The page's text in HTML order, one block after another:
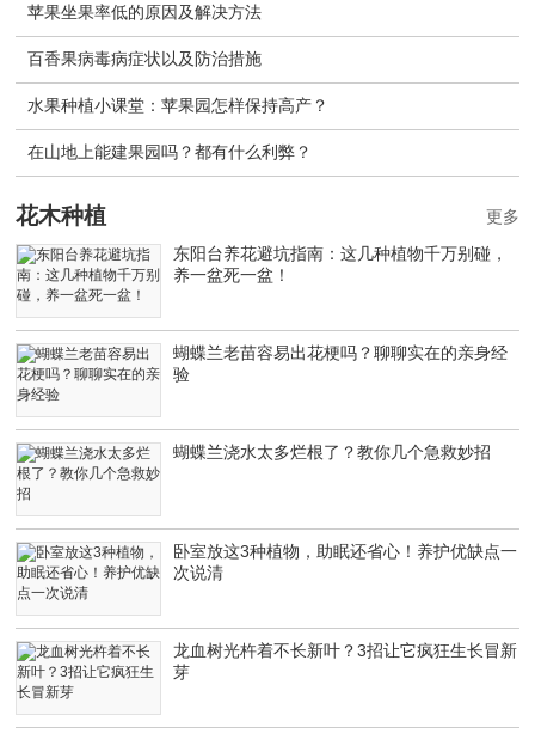
苹果坐果率低的原因及解决方法
百香果病毒病症状以及防治措施
水果种植小课堂：苹果园怎样保持高产？
在山地上能建果园吗？都有什么利弊？
花木种植
东阳台养花避坑指南：这几种植物千万别碰，
养一盆死一盆！
蝴蝶兰老苗容易出花梗吗？聊聊实在的亲身经
验
蝴蝶兰浇水太多烂根了？教你几个急救妙招
卧室放这3种植物，助眠还省心！养护优缺点一
次说清
龙血树光杵着不长新叶？3招让它疯狂生长冒新
芽
更多